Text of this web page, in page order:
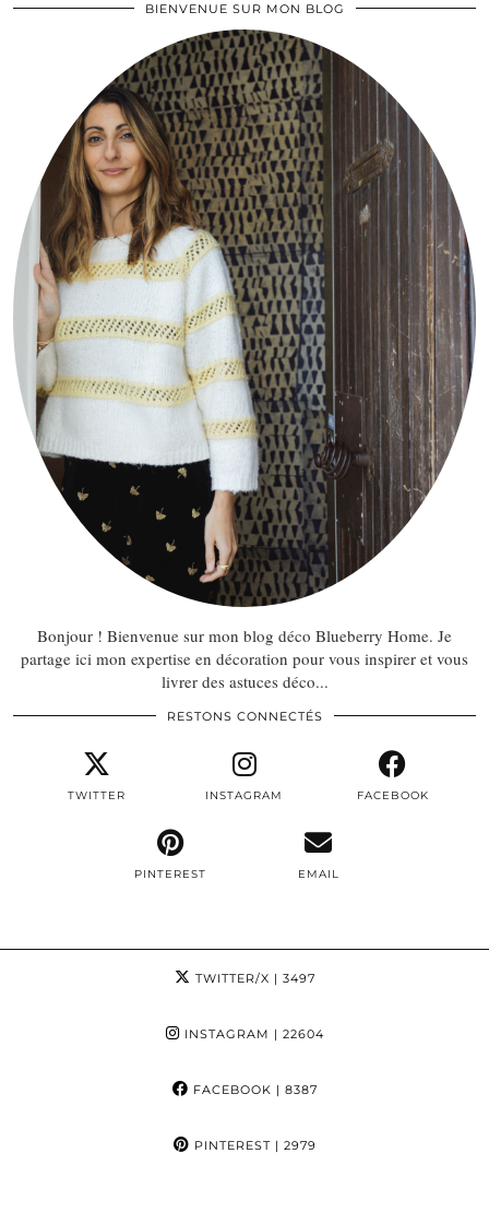
BIENVENUE SUR MON BLOG
Bonjour ! Bienvenue sur mon blog déco Blueberry Home. Je
partage ici mon expertise en décoration pour vous inspirer et vous
livrer des astuces déco...
RESTONS CONNECTÉS
TWITTER INSTAGRAM FACEBOOK
PINTEREST EMAIL
TWITTER/X | 3497
INSTAGRAM | 22604
FACEBOOK | 8387
PINTEREST| 2979